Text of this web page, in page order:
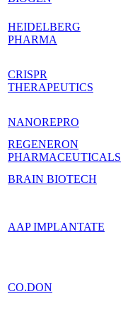
HEIDELBERG
PHARMA
CRISPR
THERAPEUTICS
NANOREPRO
REGENERON
PHARMACEUTICALS
BRAIN BIOTECH
AAP IMPLANTATE
CO.DON